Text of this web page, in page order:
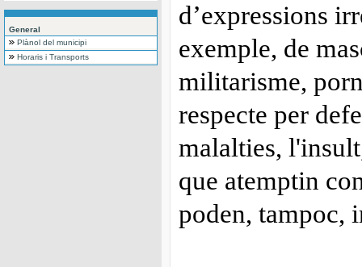
General
Plànol del municipi
Horaris i Transports
d’expressions
exemple, de
militarisme,
respecte per
malalties,
que atemptin
poden, tampoc,